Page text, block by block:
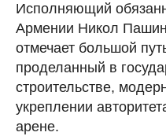
Исполняющий
Армении Никол
отмечает большой
проделанный в
строительстве,
укреплении
арене.